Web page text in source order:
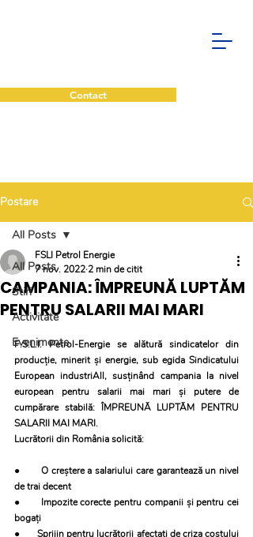
Contact
Postare
All Posts
Stiri
Activitate
Evenimente
All Posts
CAMPANIA: ÎMPREUNĂ LUPTĂM
PENTRU SALARII MAI MARI
FSLI Petrol Energie
7 nov. 2022 2 min de citit
F.S.L.I. Petrol-Energie se alătură sindicatelor din
producție, minerit și energie, sub egida Sindicatului
European industriAll, susținând campania la nivel
european pentru salarii mai mari și putere de
cumpărare stabilă: ÎMPREUNĂ LUPTĂM PENTRU
SALARII MAI MARI.
Lucrătorii din România solicită:
●       O creștere a salariului care garantează un nivel
de trai decent
●       Impozite corecte pentru companii și pentru cei
bogați
●       Sprijin pentru lucrătorii afectați de criza costului